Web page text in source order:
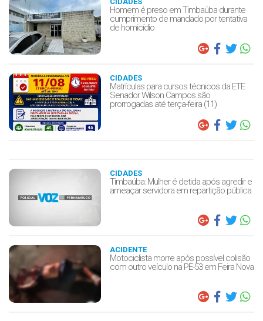
Homem é preso em Timbaúba durante
cumprimento de mandado por tentativa
de homicídio
CIDADES
Matrículas para cursos técnicos da ETE
Senador Wilson Campos são
prorrogadas até terça-feira (11)
CIDADES
Timbaúba: Mulher é detida após agredir e
ameaçar servidora em repartição pública
ACIDENTE
Motociclista morre após possível colisão
com outro veículo na PE-53 em Feira Nova